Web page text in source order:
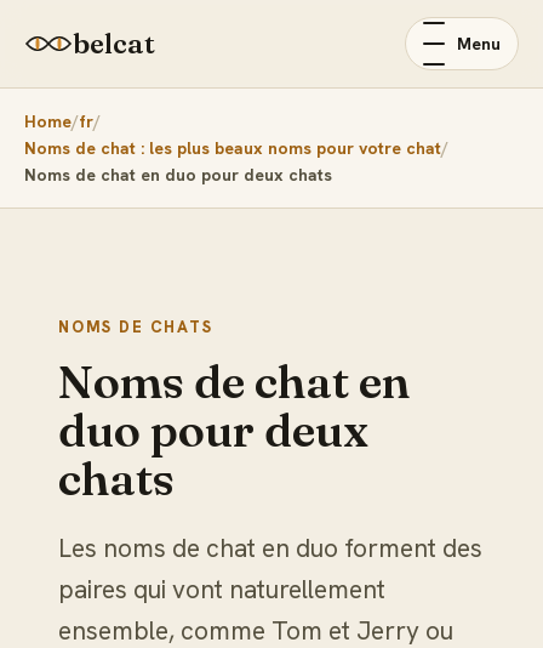
belcat Menu
Home fr
Noms de chat : les plus beaux noms pour votre chat
Noms de chat en duo pour deux chats
NOMS DE CHATS
Noms de chat en
duo pour deux
chats
Les noms de chat en duo forment des
paires qui vont naturellement
ensemble, comme Tom et Jerry ou